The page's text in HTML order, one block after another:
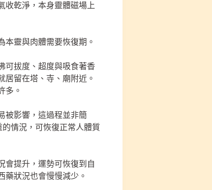
收乾淨，本身靈體磁場上
本靈與肉體需要恢復期。
可拔度、超度與吸食著香
居留在塔、寺、廟附近。
多。
被影響，這過程並非簡
情況，可恢復正常人體質
會提升，運勢可恢復到自
藥狀況也會慢慢減少。